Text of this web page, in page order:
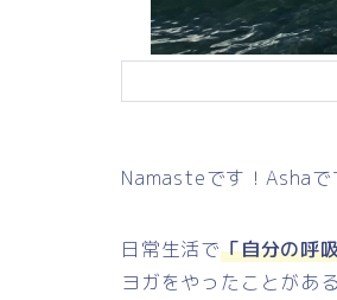
Namasteです！Ashaで
日常生活で「自分の呼
ヨガをやったことがあ